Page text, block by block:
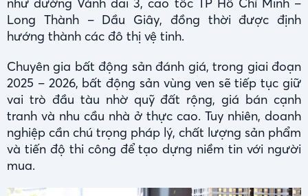
Long Thành – Dầu Giây, đồng thời được định
hướng thành các đô thị vệ tinh.
Chuyên gia bất động sản đánh giá, trong giai đoạn
2025 – 2026, bất động sản vùng ven sẽ tiếp tục giữ
vai trò đầu tàu nhờ quỹ đất rộng, giá bán cạnh
tranh và nhu cầu nhà ở thực cao. Tuy nhiên, doanh
nghiệp cần chú trọng pháp lý, chất lượng sản phẩm
và tiến độ thi công để tạo dựng niềm tin với người
mua.